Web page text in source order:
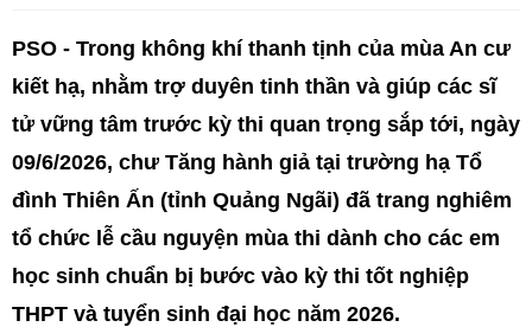
PSO - Trong không khí thanh tịnh của mùa An cư
kiết hạ, nhằm trợ duyên tinh thần và giúp các sĩ
tử vững tâm trước kỳ thi quan trọng sắp tới, ngày
09/6/2026, chư Tăng hành giả tại trường hạ Tổ
đình Thiên Ấn (tỉnh Quảng Ngãi) đã trang nghiêm
tổ chức lễ cầu nguyện mùa thi dành cho các em
học sinh chuẩn bị bước vào kỳ thi tốt nghiệp
THPT và tuyển sinh đại học năm 2026.